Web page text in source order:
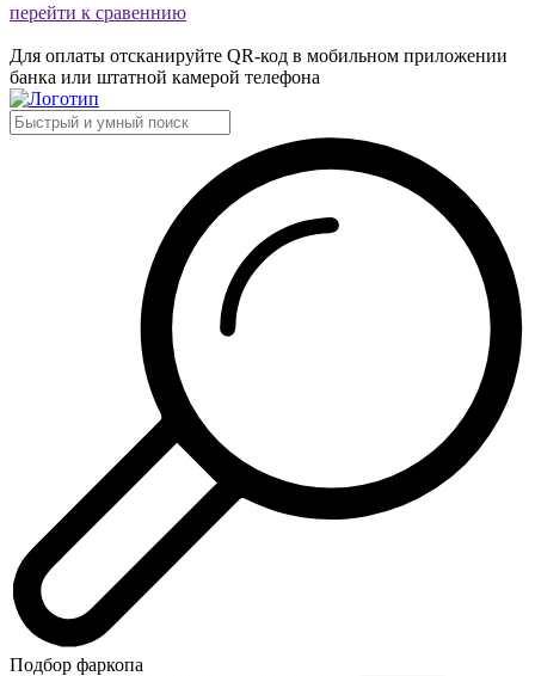
перейти к сравеннию
Для оплаты отсканируйте QR-код в мобильном приложении
банка или штатной камерой телефона
Подбор фаркопа